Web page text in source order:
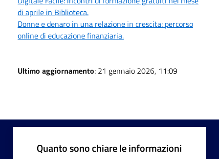
di aprile in Biblioteca.
Donne e denaro in una relazione in crescita: percorso
online di educazione finanziaria.
Ultimo aggiornamento: 21 gennaio 2026, 11:09
Quanto sono chiare le informazioni